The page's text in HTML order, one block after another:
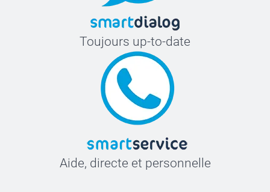
Toujours up-to-date
Aide, directe et personnelle